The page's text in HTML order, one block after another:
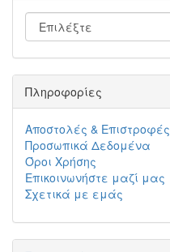
Πληροφορίες
Αποστολές & Επιστροφές
Προσωπικά Δεδομένα
Όροι Χρήσης
Επικοινωνήστε μαζί μας
Σχετικά με εμάς